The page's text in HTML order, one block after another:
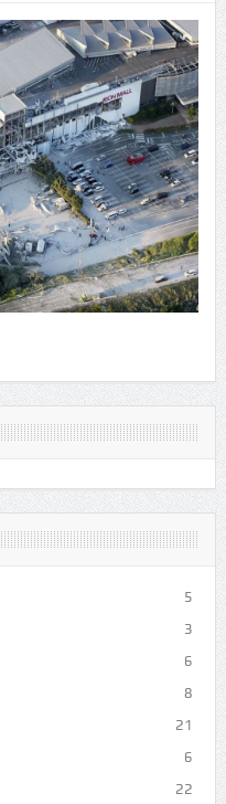
5
3
6
8
21
6
22